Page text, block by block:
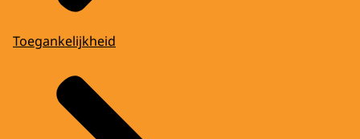
Toegankelijkheid